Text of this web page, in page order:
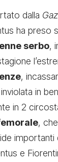
dalla
ha preso
serbo,
,
in ben
in 2
,
importanti
e